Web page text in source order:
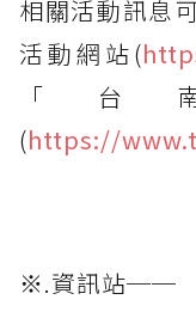
相關活動訊息
活動網站(
「台
(https://
※.資訊站──